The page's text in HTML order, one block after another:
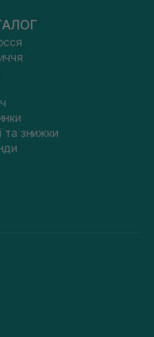
та знижки